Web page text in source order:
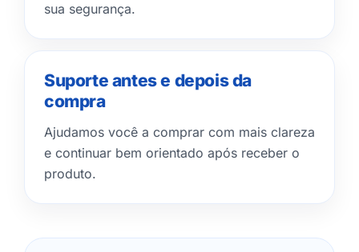
sua segurança.
Suporte antes e depois da
compra
Ajudamos você a comprar com mais clareza
e continuar bem orientado após receber o
produto.